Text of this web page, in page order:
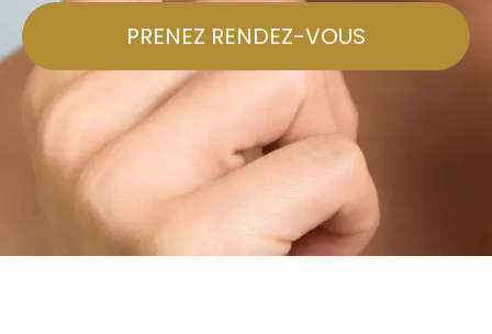
PRENEZ RENDEZ-VOUS